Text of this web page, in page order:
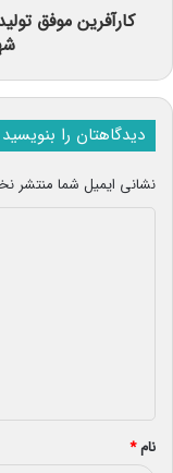
کارآفرین موفق
دیدگاهتان را بنویسید
نشانی ایمیل شما منتشر
*
نام*